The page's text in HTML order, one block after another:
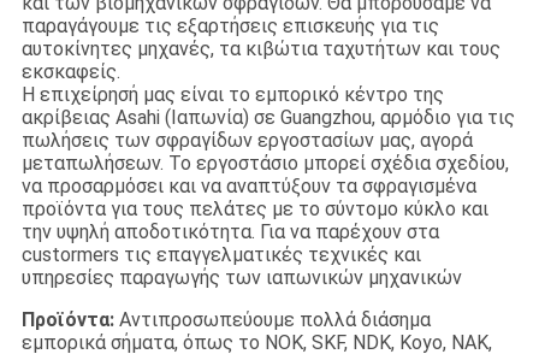
παραγάγουμε τις εξαρτήσεις επισκευής για τις
αυτοκίνητες μηχανές, τα κιβώτια ταχυτήτων και τους
εκσκαφείς.
Η επιχείρησή μας είναι το εμπορικό κέντρο της
ακρίβειας Asahi (Ιαπωνία) σε Guangzhou, αρμόδιο για τις
πωλήσεις των σφραγίδων εργοστασίων μας, αγορά
μεταπωλήσεων. Το εργοστάσιο μπορεί σχέδια σχεδίου,
να προσαρμόσει και να αναπτύξουν τα σφραγισμένα
προϊόντα για τους πελάτες με το σύντομο κύκλο και
την υψηλή αποδοτικότητα. Για να παρέχουν στα
custormers τις επαγγελματικές τεχνικές και
υπηρεσίες παραγωγής των ιαπωνικών μηχανικών
Προϊόντα: Αντιπροσωπεύουμε πολλά διάσημα
εμπορικά σήματα, όπως το NOK, SKF, NDK, Koyo, NAK,